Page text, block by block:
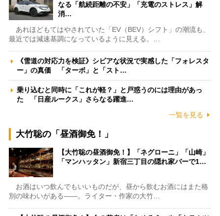
なる「航続距離の不安」「充電のストレス」解
消…
あれほどもてはやされていた「EV（BEV）シフト」の潮流も、
最近では減速基調になっているように見える。…
《雪道の対応力を検証》シビアな状況で実感した「フォレスタ
ー」の真価 「ターボ」と「スト…
乗り込むと同時に「これが軽？」と戸惑うのには理由があっ
た 「日産ルークス」さらなる躍進…
一覧を見る
大竹聡の「昼酒御免！」
【大竹聡の昼酒御免！】「ネグローニ」「山崎」
「マンハッタン」新宿三丁目の隠れ家バーで1…
お酒はいつ飲んでもいいものだが、昼から飲むお酒にはまた格
別の味わいがある――。ライター・作家の大竹…